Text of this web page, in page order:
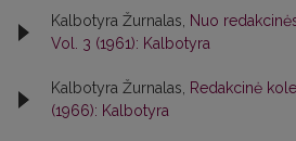
Kalbotyra Žurnalas, Nuo
Vol. 3 (1961): Kalbotyra
Kalbotyra Žurnalas, Redakcinė
(1966): Kalbotyra